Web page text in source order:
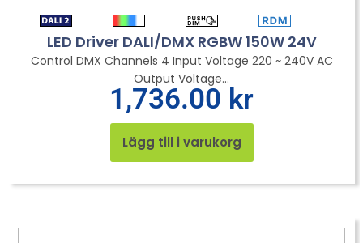
LED Driver DALI/DMX RGBW 150W 24V
Control DMX Channels 4 Input Voltage 220 ~ 240V AC
Output Voltage...
1,736.00 kr
Lägg till i varukorg